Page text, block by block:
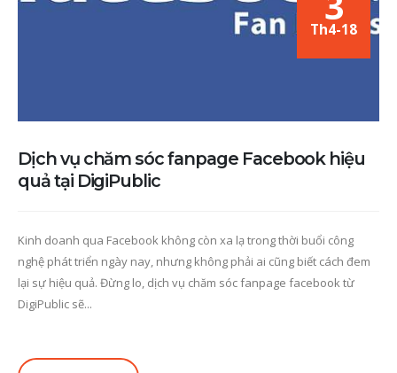
Th4-18
Dịch vụ chăm sóc fanpage Facebook hiệu
quả tại DigiPublic
Kinh doanh qua Facebook không còn xa lạ trong thời buổi công
nghệ phát triển ngày nay, nhưng không phải ai cũng biết cách đem
lại sự hiệu quả. Đừng lo, dịch vụ chăm sóc fanpage facebook từ
DigiPublic sẽ...